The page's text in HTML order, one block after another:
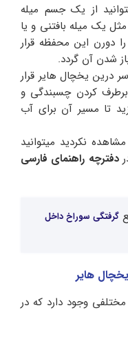
از یک جسم میله
مثل یک میله بافتنی و یا
دورن این محفظه قرار
شدن آن گردد.
درین یخچال هایر قرار
کردن چسبندگی و
تا مسیر آن برای آب
نکردید میتوانید
دفترچه راهنمای فارسی
گرفتگی سوراخ داخل
هایر
وجود دارد که در